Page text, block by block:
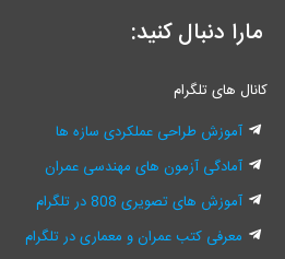
مارا دنبال کنید:
کانال های تلگرام
آموزش طراحی عملکردی سازه ها
آمادگی آزمون های مهندسی عمران
آموزش های تصویری 808 در تلگرام
معرفی کتب عمران و معماری در تلگرام